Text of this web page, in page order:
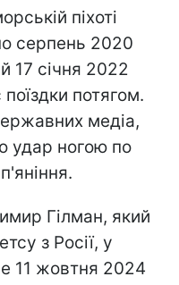
піхоті
серпень 2020
17 січня 2022
потягом.
медіа,
удар ногою по
Гілман, який
з Росії, у
11 жовтня 2024